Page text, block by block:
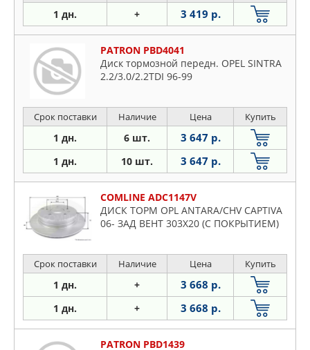
1 дн. + 3 419 р.
PATRON PBD4041
Диск тормозной передн. OPEL SINTRA
2.2/3.0/2.2TDI 96-99
Срок поставки Наличие Цена Купить
1 дн. 6 шт. 3 647 р.
1 дн. 10 шт. 3 647 р.
COMLINE ADC1147V
ДИСК ТОРМ OPL ANTARA/CHV CAPTIVA
06- ЗАД ВЕНТ 303X20 (С ПОКРЫТИЕМ)
Срок поставки Наличие Цена Купить
1 дн. + 3 668 р.
1 дн. + 3 668 р.
PATRON PBD1439